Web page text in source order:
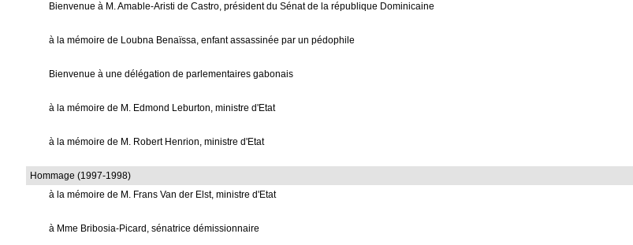
Bienvenue à M. Amable-Aristi de Castro, président du Sénat de la république Dominicaine
à la mémoire de Loubna Benaïssa, enfant assassinée par un pédophile
Bienvenue à une délégation de parlementaires gabonais
à la mémoire de M. Edmond Leburton, ministre d'Etat
à la mémoire de M. Robert Henrion, ministre d'Etat
Hommage (1997-1998)
à la mémoire de M. Frans Van der Elst, ministre d'Etat
à Mme Bribosia-Picard, sénatrice démissionnaire